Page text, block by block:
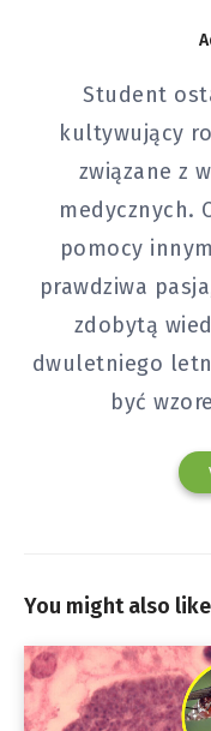
Student
kultywujący
związane z
medycznych.
pomocy
prawdziwa
zdobytą
dwuletniego
być
You might also like